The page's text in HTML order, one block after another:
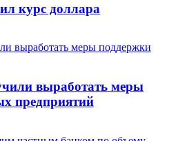
курс доллара
выработать меры
предприятий